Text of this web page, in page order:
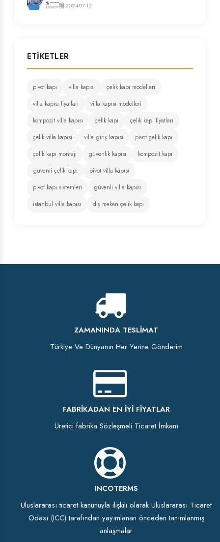
2024-07-12
ETIKETLER
pivot kapı villa kapısı
çelik kapı modelleri
villa kapısı fiyatları
villa kapısı modelleri
kompozit villa kapısı
çelik kapı
çelik kapı fiyatları
çelik villa kapısı
villa giriş kapısı
pivot çelik kapı
çelik kapı montajı
güvenlik kapısı
kompozit kapı
güvenli çelik kapı
pivot villa kapısı
pivot kapı sistemleri
güvenli villa kapısı
istanbul villa kapısı
dış mekan çelik kapı
ZAMANINDA TESLIMAT
Türkiye Ve Dünyanın Her Yerine Gönderim
FABRIKADAN EN İYI FIYATLAR
Üretici fabrika Sözleşmeli Ticaret İmkanı
INCOTERMS
Uluslararası ticaret kanunuyla ilişkili olarak Uluslararası Ticaret
Odası (ICC) tarafından yayımlanan önceden tanımlanmış
anlaşmalar